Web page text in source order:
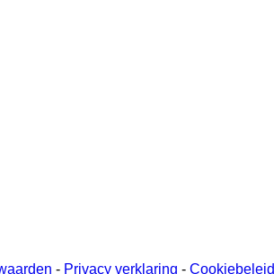
- Privacy verklaring - Cookiebeleid